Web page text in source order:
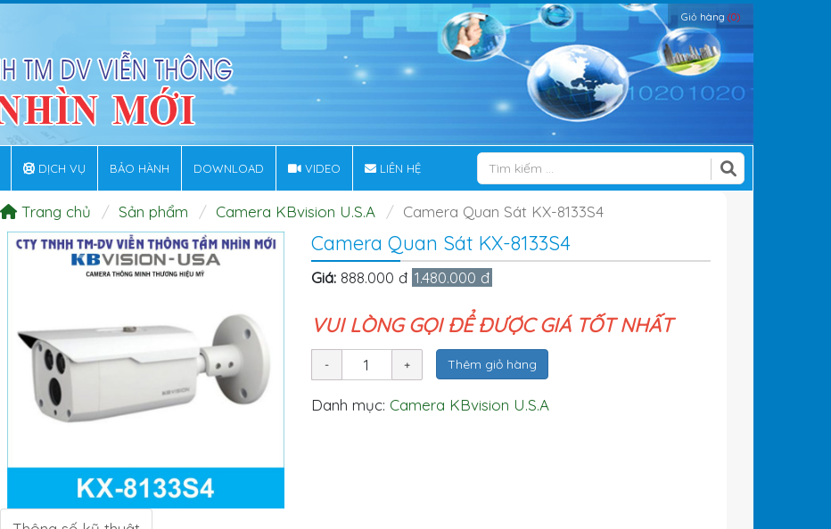
Giỏ hàng (0)
DỊCH VỤ BẢO HÀNH DOWNLOAD VIDEO LIÊN HỆ
Trang chủ Sản phẩm Camera KBvision U.S.A Camera Quan Sát KX-8133S4
Camera Quan Sát KX-8133S4
Giá: 888.000 đ 1.480.000 đ
VUI LÒNG GỌI ĐỂ ĐƯỢC GIÁ TỐT NHẤT
Thêm giỏ hàng
Danh mục: Camera KBvision U.S.A